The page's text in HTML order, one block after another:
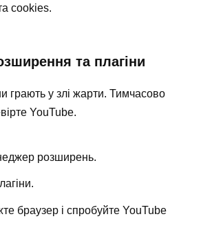
cookies.
та плагіни
грають у злі жарти. Тимчасово
YouTube.
розширень.
браузер і спробуйте YouTube